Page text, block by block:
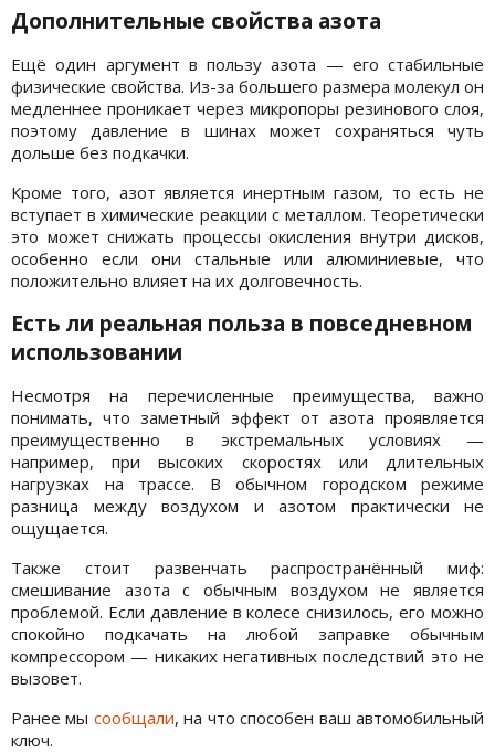
Дополнительные свойства азота
Ещё один аргумент в пользу азота — его стабильные
физические свойства. Из-за большего размера молекул он
медленнее проникает через микропоры резинового слоя,
поэтому давление в шинах может сохраняться чуть
дольше без подкачки.
Кроме того, азот является инертным газом, то есть не
вступает в химические реакции с металлом. Теоретически
это может снижать процессы окисления внутри дисков,
особенно если они стальные или алюминиевые, что
положительно влияет на их долговечность.
Есть ли реальная польза в повседневном
использовании
Несмотря на перечисленные преимущества, важно
понимать, что заметный эффект от азота проявляется
преимущественно в экстремальных условиях —
например, при высоких скоростях или длительных
нагрузках на трассе. В обычном городском режиме
разница между воздухом и азотом практически не
ощущается.
Также стоит развенчать распространённый миф:
смешивание азота с обычным воздухом не является
проблемой. Если давление в колесе снизилось, его можно
спокойно подкачать на любой заправке обычным
компрессором — никаких негативных последствий это не
вызовет.
Ранее мы сообщали, на что способен ваш автомобильный
ключ.